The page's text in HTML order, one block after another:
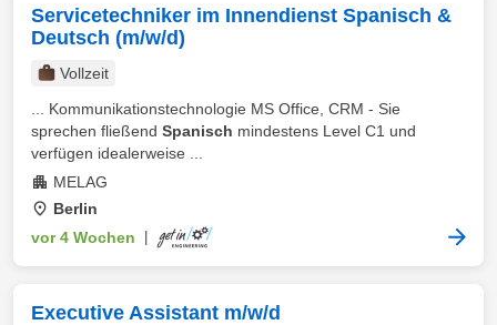
Servicetechniker im Innendienst Spanisch &
Deutsch (m/w/d)
Vollzeit
... Kommunikationstechnologie MS Office, CRM - Sie
sprechen fließend Spanisch mindestens Level C1 und
verfügen idealerweise ...
MELAG
Berlin
vor 4 Wochen
Executive Assistant m/w/d